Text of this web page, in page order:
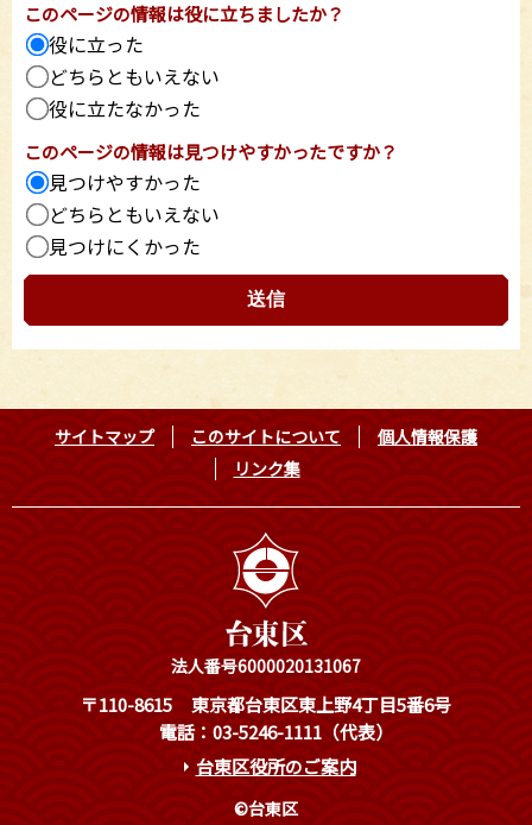
このページの情報は役に立ちましたか？
役に立った
どちらともいえない
役に立たなかった
このページの情報は見つけやすかったですか？
見つけやすかった
どちらともいえない
見つけにくかった
サイトマップ このサイトについて
個人情報保護
リンク集
法人番号6000020131067
〒110-8615
東京都台東区東上野4丁目5番6号
電話：03-5246-1111（代表）
台東区役所のご案内
©台東区